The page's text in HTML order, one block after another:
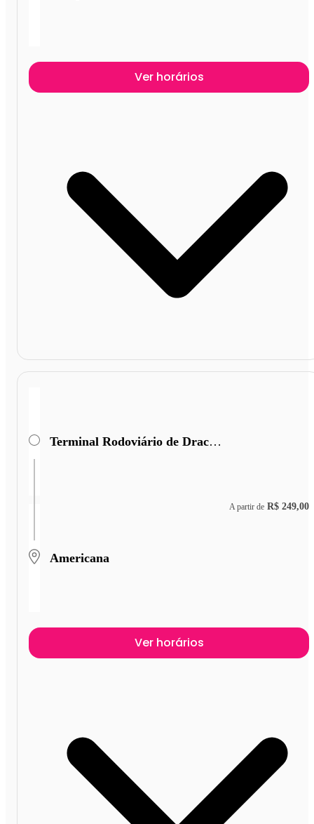
Ver horários
Terminal Rodoviário de Dracena
Americana
A partir de R$ 249,00
Ver horários